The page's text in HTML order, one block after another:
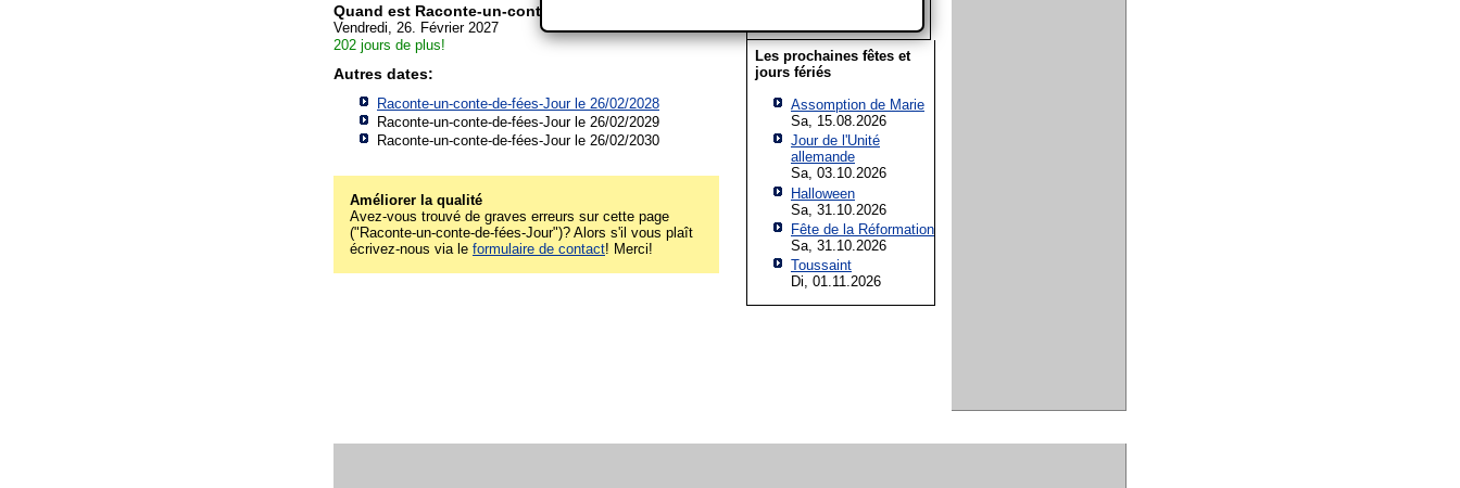
Quand est Raconte-un-conte-de-fées-Jour?
Vendredi, 26. Février 2027
202 jours de plus!
Autres dates:
Raconte-un-conte-de-fées-Jour le 26/02/2028
Raconte-un-conte-de-fées-Jour le 26/02/2029
Raconte-un-conte-de-fées-Jour le 26/02/2030
Améliorer la qualité
Avez-vous trouvé de graves erreurs sur cette page
("Raconte-un-conte-de-fées-Jour")? Alors s'il vous plaît
écrivez-nous via le formulaire de contact! Merci!
Les prochaines fêtes et
jours fériés
Assomption de Marie
Sa, 15.08.2026
Jour de l'Unité
allemande
Sa, 03.10.2026
Halloween
Sa, 31.10.2026
Fête de la Réformation
Sa, 31.10.2026
Toussaint
Di, 01.11.2026